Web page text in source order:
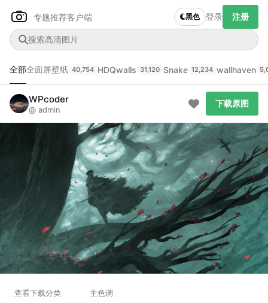
专题推荐客户端 黑色 登录 注册
全部全面屏壁纸 40,754 HDQwalls 31,120 Snake 12,234 wallhaven
WPcoder
@ admin
下载原图
查看下载分类 主色调
Author Name
@author
主色调
--
在主题许可下可免费使用
分享 信息
实时弹幕
正在生成支付二维码...